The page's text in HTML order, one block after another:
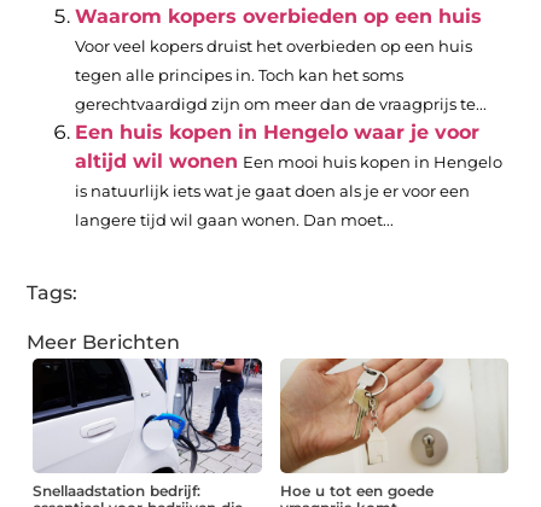
Waarom kopers overbieden op een huis
Voor veel kopers druist het overbieden op een huis
tegen alle principes in. Toch kan het soms
gerechtvaardigd zijn om meer dan de vraagprijs te...
Een huis kopen in Hengelo waar je voor
altijd wil wonen Een mooi huis kopen in Hengelo
is natuurlijk iets wat je gaat doen als je er voor een
langere tijd wil gaan wonen. Dan moet...
Tags:
Meer Berichten
Snellaadstation bedrijf:
Hoe u tot een goede